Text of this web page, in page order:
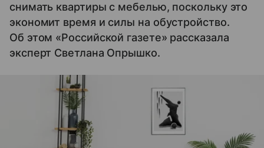
снимать квартиры с мебелью, поскольку это
экономит время и силы на обустройство.
Об этом «Российской газете» рассказала
эксперт Светлана Опрышко.